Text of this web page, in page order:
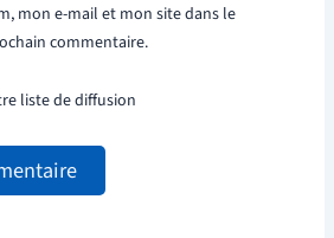
mon e-mail et mon site dans le
commentaire.
liste de diffusion